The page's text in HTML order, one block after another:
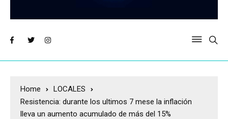
Home
LOCALES
Resistencia: durante los ultimos 7 mese la inflación
lleva un aumento acumulado de más del 15%